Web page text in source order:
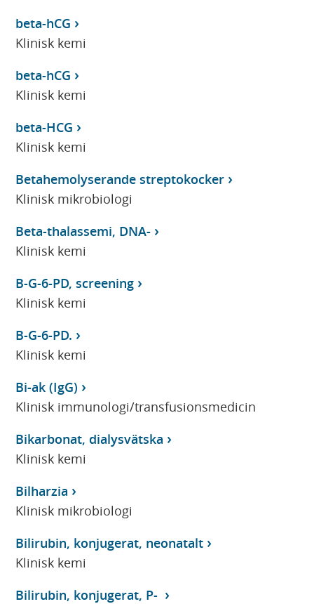
beta-hCG
Klinisk kemi
beta-hCG
Klinisk kemi
beta-HCG
Klinisk kemi
Betahemolyserande streptokocker
Klinisk mikrobiologi
Beta-thalassemi, DNA-
Klinisk kemi
B-G-6-PD, screening
Klinisk kemi
B-G-6-PD.
Klinisk kemi
Bi-ak (IgG)
Klinisk immunologi/transfusionsmedicin
Bikarbonat, dialysvätska
Klinisk kemi
Bilharzia
Klinisk mikrobiologi
Bilirubin, konjugerat, neonatalt
Klinisk kemi
Bilirubin, konjugerat, P-